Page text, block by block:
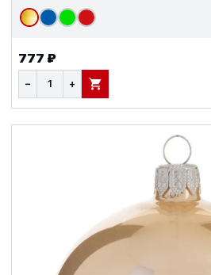
777 ₽
− + В КОРЗИНУ